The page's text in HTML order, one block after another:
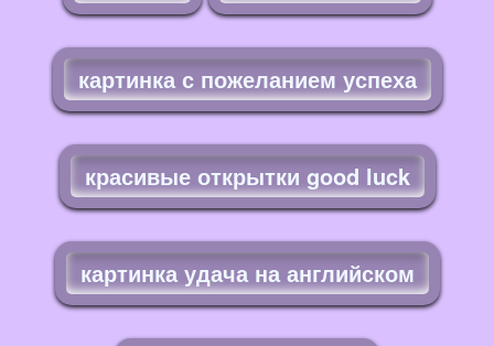
картинка с пожеланием успеха
красивые открытки good luck
картинка удача на английском